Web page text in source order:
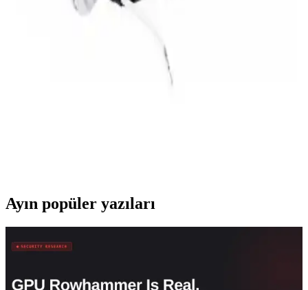
kolaylığı sunarken yüksek fiyat ve uyumluluk sorunlarıyla
karşılaşıyor. Sürdürülebilirlik odaklı kullanıcılar için alternatif
Ayın popüler yazıları